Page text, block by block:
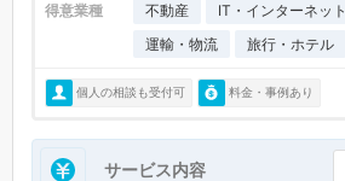
得意業種 不動産 IT・インターネット
運輸・物流
旅行・ホテル
個人の相談も受付可 料金・事例あり
サービス内容